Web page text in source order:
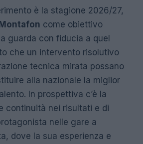
è la stagione 2026/27,
come obiettivo
guarda con fiducia a quel
che un intervento risolutivo
tecnica mirata possano
alla nazionale la miglior
In prospettiva c’è la
continuità nei risultati e di
nelle gare a
dove la sua esperienza e